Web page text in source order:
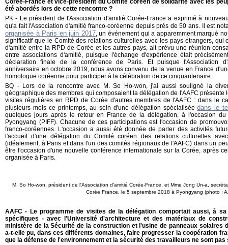
été abordés lors de cette rencontre ?
PK - Le président de l'Association d'amitié Corée-France a exprimé à
qu'a fait l'Association d'amitié franco-coréenne depuis près de 50 ans. Il est
organisée à Paris en juin 2017, un événement qui a apparemment marqué
significatif que le Comité des relations culturelles avec les pays étrangers, qui
d'amitié entre la RPD de Corée et les autres pays, ait prévu une réunion
entre associations d'amitié, puisque l'échange d'expérience était
déclaration finale de la conférence de Paris. Et puisque l'Association
anniversaire en octobre 2019, nous avons convenu de la venue en France
homologue coréenne pour participer à la célébration de ce cinquantenaire.
BQ - Lors de la rencontre avec M. So Ho-won, j'ai aussi souligné la
géographique des membres qui composaient la délégation de l'AAFC présente
visites régulières en RPD de Corée d'autres membres de l'AAFC : dans le
plusieurs mois ce printemps, au sein d'une délégation spécialiséedans le
quelques jours après le retour en France de la délégation, à l'occasion
Pyongyang (PIFF). Chacune de ces participations est l'occasion de
franco-coréennes. L'occasion a aussi été donnée de parler des activités
l'accueil d'une délégation du Comité coréen des relations culturelles
(idéalement, à Paris et dans l'un des comités régionaux de l'AAFC) dans un
être l'occasion d'une nouvelle conférence internationale sur la Corée, après
organisée à Paris.
M. So Ho-won, président de l'Association d'amitié Corée-France, et Mme Jong Un-a,
Corée France, le 5 septembre 2018 à Pyongyang (photo :
AAFC - Le programme de visites de la délégation comportait aussi, à
spécifiques - avec l'Université d'architecture et des matériaux de
ministère de la Sécurité de la construction et l'usine de panneaux solaires
a-t-elle pu, dans ces différents domaines, faire progresser la coopération
que la défense de l'environnement et la sécurité des travailleurs ne sont pas